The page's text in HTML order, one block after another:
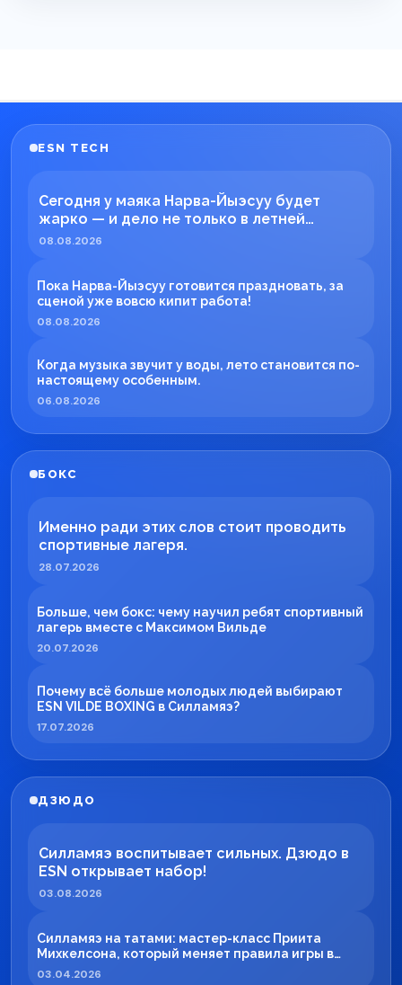
ESN TECH
Сегодня у маяка Нарва-Йыэсуу будет
жарко — и дело не только в летней
погоде!
08.08.2026
Пока Нарва-Йыэсуу готовится праздновать, за
сценой уже вовсю кипит работа!
08.08.2026
Когда музыка звучит у воды, лето становится по-
настоящему особенным.
06.08.2026
БОКС
Именно ради этих слов стоит проводить
спортивные лагеря.
28.07.2026
Больше, чем бокс: чему научил ребят спортивный
лагерь вместе с Максимом Вильде
20.07.2026
Почему всё больше молодых людей выбирают
ESN VILDE BOXING в Силламяэ?
17.07.2026
ДЗЮДО
Силламяэ воспитывает сильных. Дзюдо в
ESN открывает набор!
03.08.2026
Силламяэ на татами: мастер-класс Приита
Михкелсона, который меняет правила игры в
регионе
03.04.2026